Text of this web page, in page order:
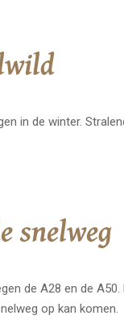
in de winter.
snelweg
de A28 en de
op kan komen.